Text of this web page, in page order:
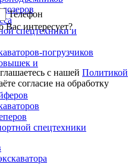
спецтехники и
погрузчиков
и
спецтехники
Телефон
Вас интересует?
с нашейПолитикой
согласие на обработку